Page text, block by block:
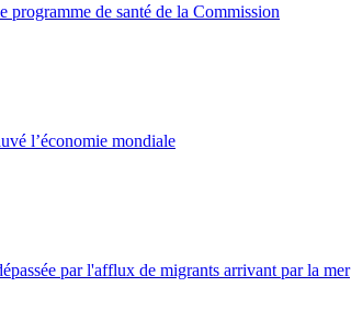
programme de santé de la Commission
l’économie mondiale
par l'afflux de migrants arrivant par la mer